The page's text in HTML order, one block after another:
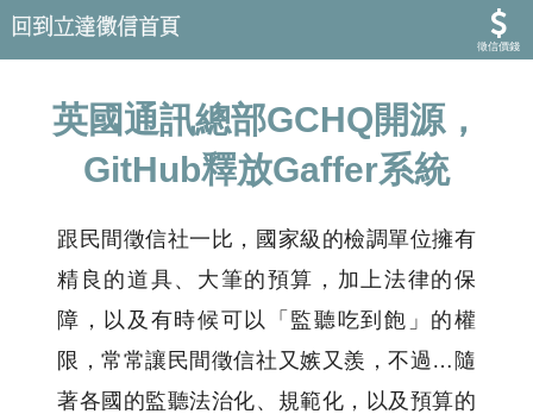
徵信價錢
英國通訊總部GCHQ開源，
GitHub釋放Gaffer系統
跟民間徵信社一比，國家級的檢調單位擁有
精良的道具、大筆的預算，加上法律的保
障，以及有時候可以「監聽吃到飽」的權
限，常常讓民間徵信社又嫉又羨，不過…隨
著各國的監聽法治化、規範化，以及預算的